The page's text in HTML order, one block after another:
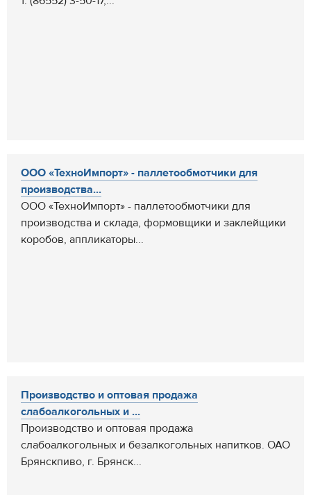
ООО «ТехноИмпорт» - паллетообмотчики для
производства...
ООО «ТехноИмпорт» - паллетообмотчики для
производства и склада, формовщики и заклейщики
коробов, аппликаторы...
Производство и оптовая продажа
слабоалкогольных и ...
Производство и оптовая продажа
слабоалкогольных и безалкогольных напитков. ОАО
Брянскпиво, г. Брянск...